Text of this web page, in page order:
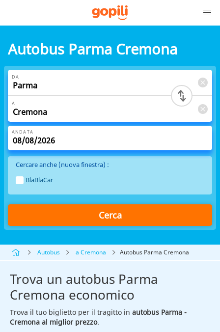
Autobus Parma Cremona
DA
A
ANDATA
Cercare anche (nuova finestra) :
BlaBlaCar
Cerca
Autobus a Cremona Autobus Parma Cremona
Trova un autobus Parma
Cremona economico
Trova il tuo biglietto per il tragitto in autobus Parma -
Cremona al miglior prezzo.